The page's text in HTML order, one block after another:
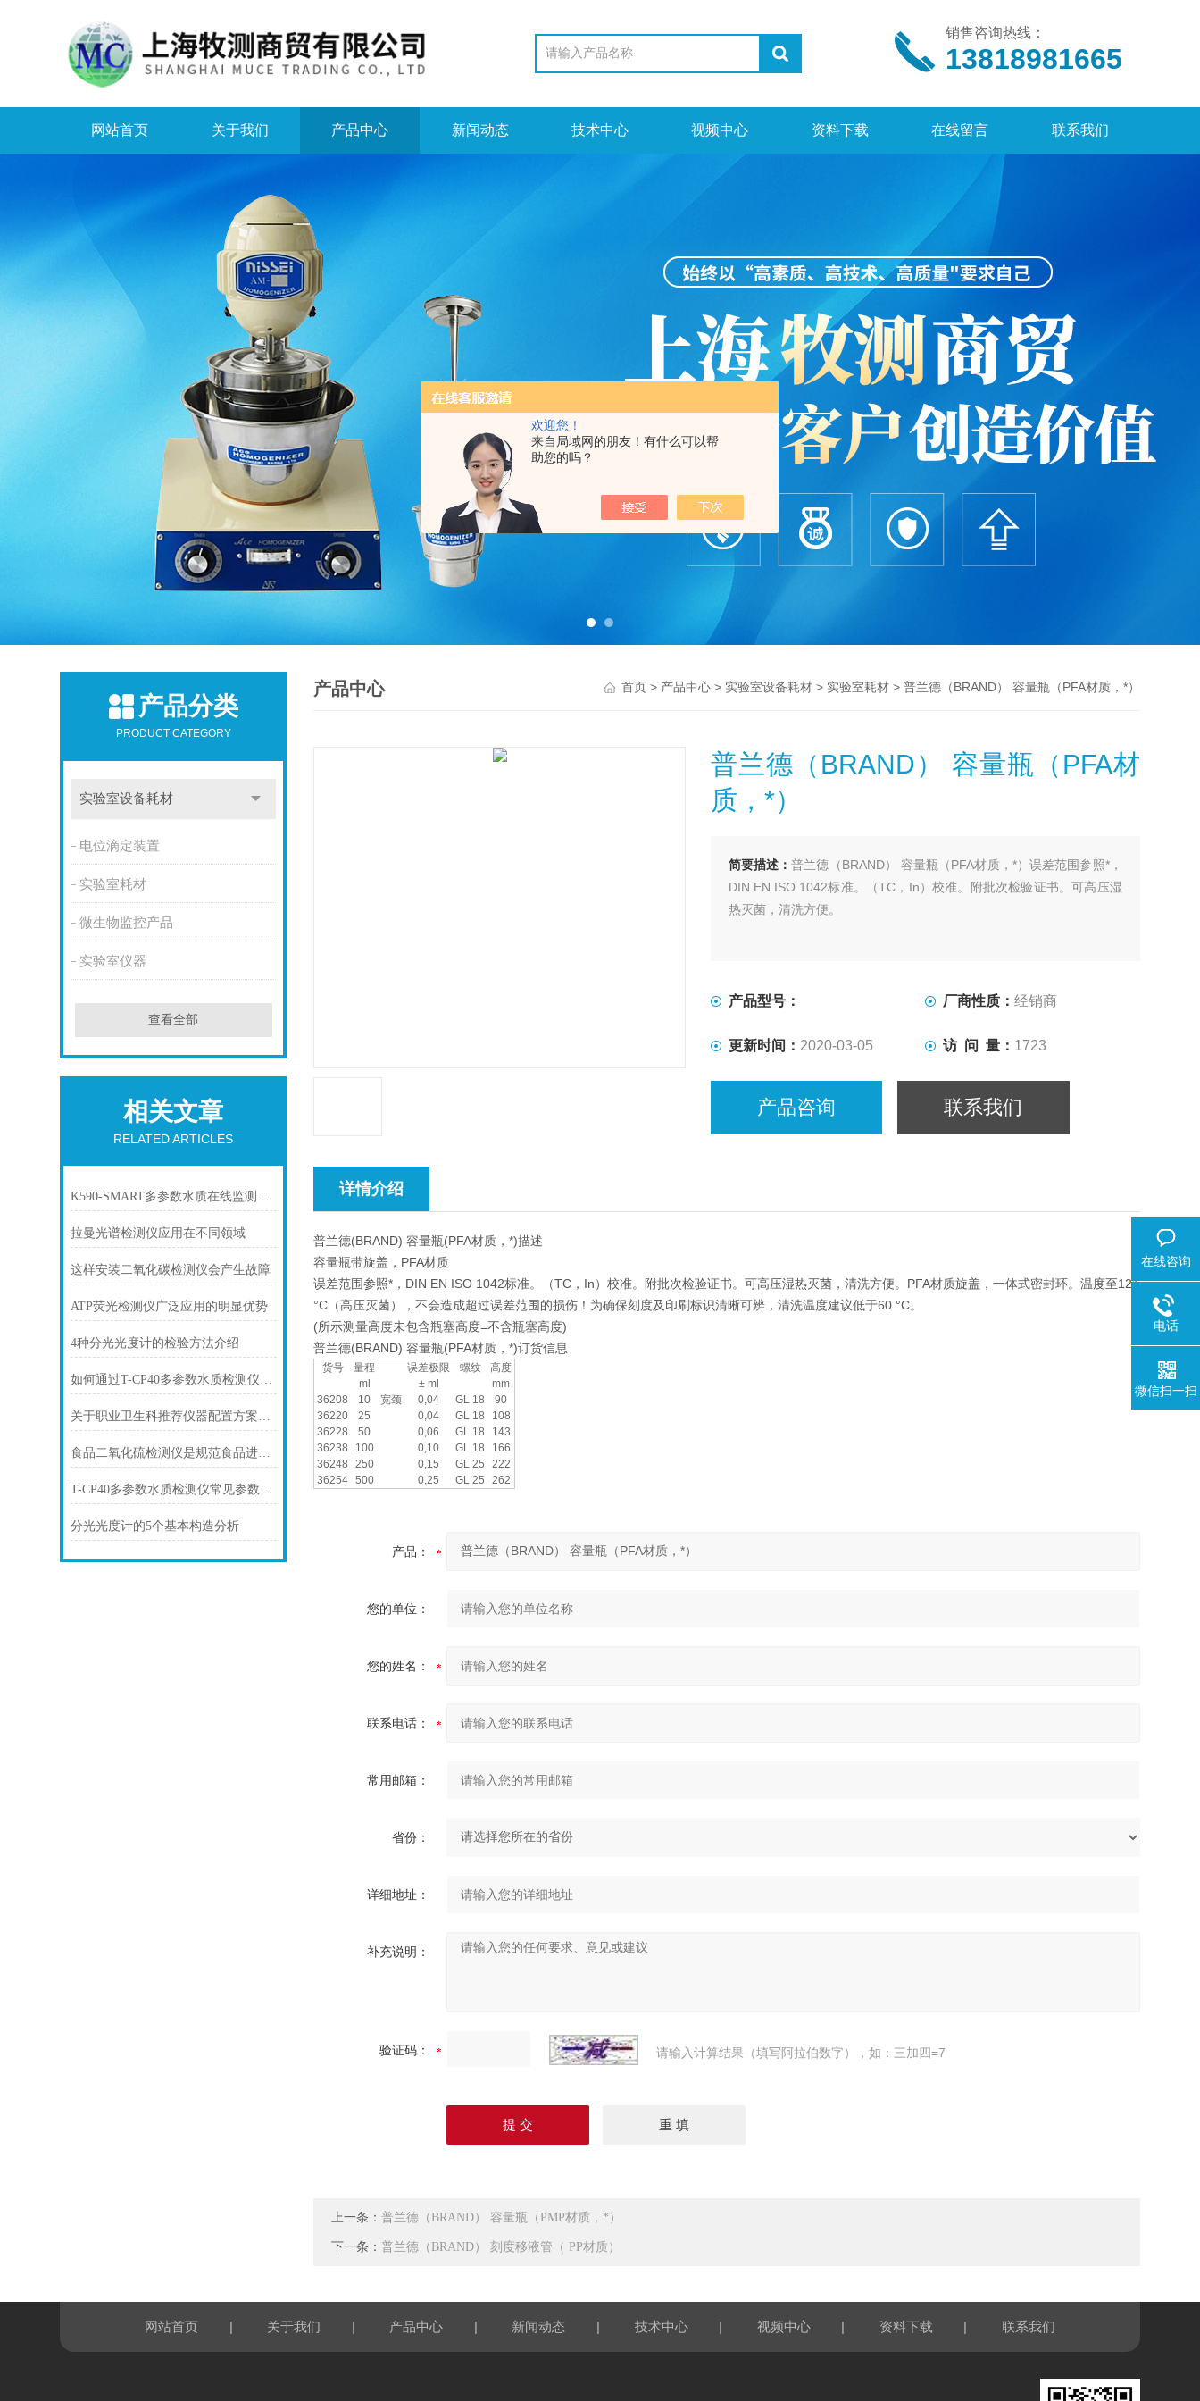
欢迎您！
来自局域网的朋友！有什么可以帮
助您的吗？
销售咨询热线：
13818981665
网站首页 关于我们 产品中心 新闻动态 技术中心 视频中心 资料下载 在线留言 联系我们
产品分类
PRODUCT CATEGORY
实验室设备耗材
电位滴定装置
实验室耗材
微生物监控产品
实验室仪器
查看全部
相关文章
RELATED ARTICLES
K590-SMART多参数水质在线监测仪在农田灌溉中的作用和意义
拉曼光谱检测仪应用在不同领域
这样安装二氧化碳检测仪会产生故障
ATP荧光检测仪广泛应用的明显优势
4种分光光度计的检验方法介绍
如何通过T-CP40多参数水质检测仪提升水质管理效率
关于职业卫生科推荐仪器配置方案（含放射卫生及职业卫生）
食品二氧化硫检测仪是规范食品进入市场的“利器”
T-CP40多参数水质检测仪常见参数解析与测量意义
分光光度计的5个基本构造分析
产品中心 首页> 产品中心> 实验室设备耗材> 实验室耗材> 普兰德（BRAND） 容量瓶（PFA材质，*）
普兰德（BRAND） 容量瓶（PFA材
质，*）
简要描述：普兰德（BRAND） 容量瓶（PFA材质，*）误差范围参照*，
DIN EN ISO 1042标准。（TC，In）校准。附批次检验证书。可高压湿
热灭菌，清洗方便。
产品型号： 厂商性质：经销商
更新时间： 2020-03-05 访 问 量： 1723
产品咨询 联系我们
详情介绍
普兰德(BRAND) 容量瓶(PFA材质，*)描述
容量瓶带旋盖，PFA材质
误差范围参照*，DIN EN ISO 1042标准。（TC，In）校准。附批次检验证书。可高压湿热灭菌，清洗方便。PFA材质旋盖，一体式密封环。温度至121
°C（高压灭菌），不会造成超过误差范围的损伤！为确保刻度及印刷标识清晰可辨，清洗温度建议低于60 °C。
(所示测量高度未包含瓶塞高度=不含瓶塞高度)
普兰德(BRAND) 容量瓶(PFA材质，*)订货信息
货号 量程 误差极限 螺纹
高度
ml
± ml
mm
36208
10 宽颈 0,04 GL 18
90
36220
25 0,04 GL 18
108
36228
50 0,06 GL 18
143
36238
100 0,10 GL 18
166
36248
250 0,15 GL 25
222
36254 500 0,25 GL 25 262
产品：
您的单位：
您的姓名：
联系电话：
常用邮箱：
省份：
详细地址：
补充说明：
验证码： 请输入计算结果（填写阿拉伯数字），如：三加四=7
上一条：普兰德（BRAND） 容量瓶（PMP材质，*）
下一条：普兰德（BRAND） 刻度移液管（ PP材质）
网站首页 | 关于我们 | 产品中心 | 新闻动态 | 技术中心 | 视频中心 | 资料下载 | 联系我们
在线咨询
电话
微信扫一扫